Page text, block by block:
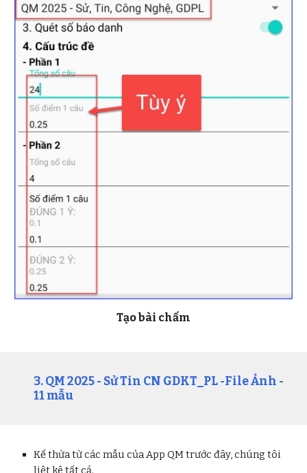
Tạo bài chấm
3. QM 2025 - Sử Tin CN GDKT_PL-File Ảnh -
11 mẫu
Kế thừa từ các mẫu của App QM trước đây, chúng tôi
liệt kê tất cả.